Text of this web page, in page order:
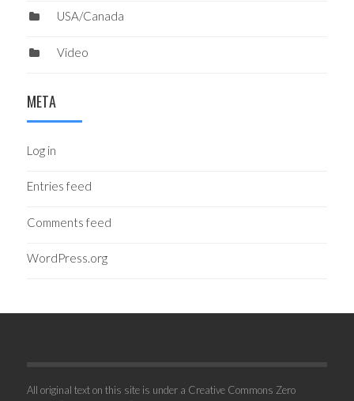
USA/Canada
Video
META
Log in
Entries feed
Comments feed
WordPress.org
All original text on this site is under a Creative Commons Zero